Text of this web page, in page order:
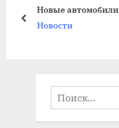
o
Новые автомобили
Новости
prev
Найти: